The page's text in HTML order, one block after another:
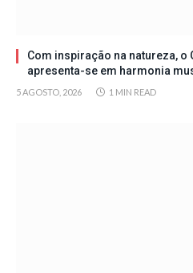
Com inspiração na natureza, o
apresenta-se em harmonia
5 AGOSTO, 2026 1 MIN READ